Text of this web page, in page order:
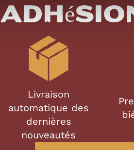
Livraison
automatique des
dernières
nouveautés